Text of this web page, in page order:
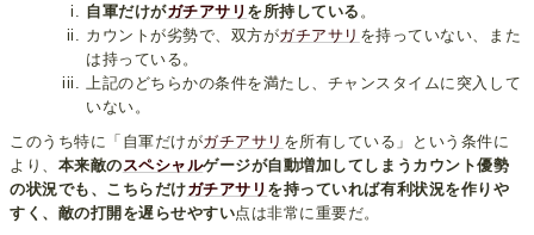
自軍だけがガチアサリ を所持している 。
カウントが劣勢で、双方がガチアサリ を持っていない、また
は持っている。
上記のどちらかの条件を満たし、チャンスタイムに突入して
いない。
このうち特に「自軍だけがガチアサリ を所有している」という条件に
より、 本来敵の スペシャルゲージが自動増加してしまうカウント優勢
の状況でも、こちらだけガチアサリ を持っていれば有利状況を作りや
すく、敵の打開を遅らせやすい点は非常に重要だ。